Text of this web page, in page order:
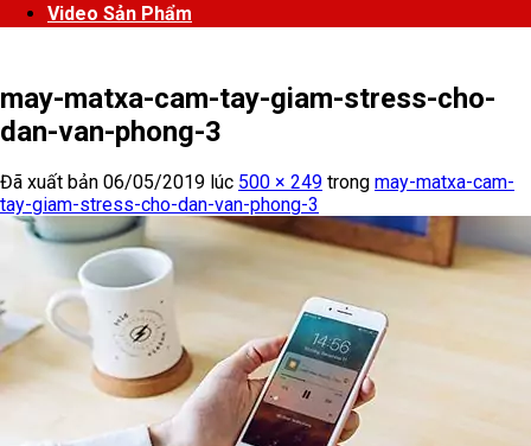
Video Sản Phẩm
may-matxa-cam-tay-giam-stress-cho-
dan-van-phong-3
Đã xuất bản 06/05/2019 lúc 500 × 249 trong may-matxa-cam-
tay-giam-stress-cho-dan-van-phong-3